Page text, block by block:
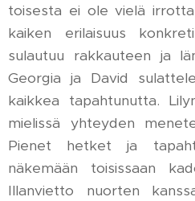
toisesta ei ole vielä
kaiken erilaisuus
sulautuu rakkauteen ja
Georgia ja David
kaikkea tapahtunutta.
mielissä yhteyden
Pienet hetket ja
näkemään toisissaan
Illanvietto nuorten